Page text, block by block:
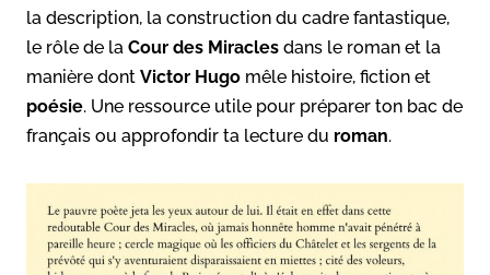
la description, la construction du cadre fantastique,
le rôle de la Cour des Miracles dans le roman et la
manière dont Victor Hugo mêle histoire, fiction et
poésie. Une ressource utile pour préparer ton bac de
français ou approfondir ta lecture du roman.